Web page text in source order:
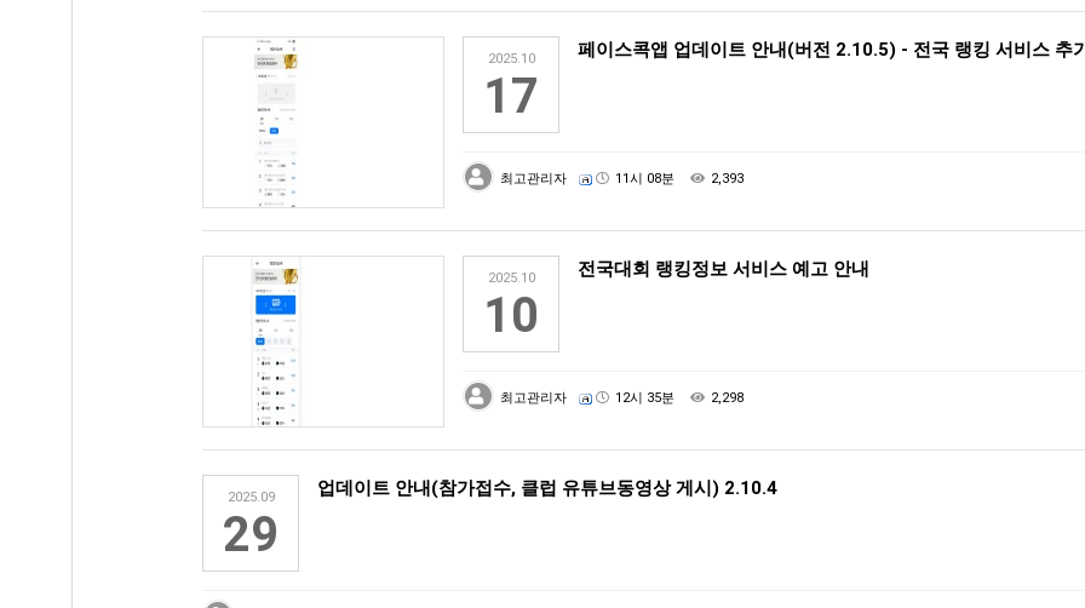
2025.10
17
페이스콕앱 업데이트 안내(버전 2.10.5) - 전국 랭킹 서비스 추
최고관리자 11시 08분 2,393
2025.10
10
전국대회 랭킹정보 서비스 예고 안내
최고관리자 12시 35분 2,298
2025.09
29
업데이트 안내(참가접수, 클럽 유튜브동영상 게시) 2.10.4